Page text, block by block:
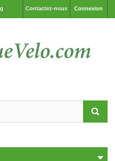
Connexion
Contactez-nous